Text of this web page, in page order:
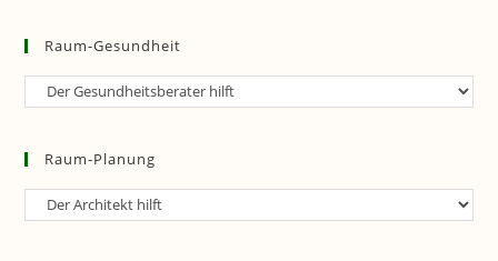
Raum-Gesundheit
Raum-
Raum-Planung
Raum-